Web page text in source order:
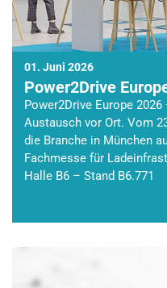
01. Juni 2026
Power2Drive
Power2Drive Europe
Austausch vor Ort. Vom
die Branche in München
Fachmesse für
Halle B6 – Stand B6.771